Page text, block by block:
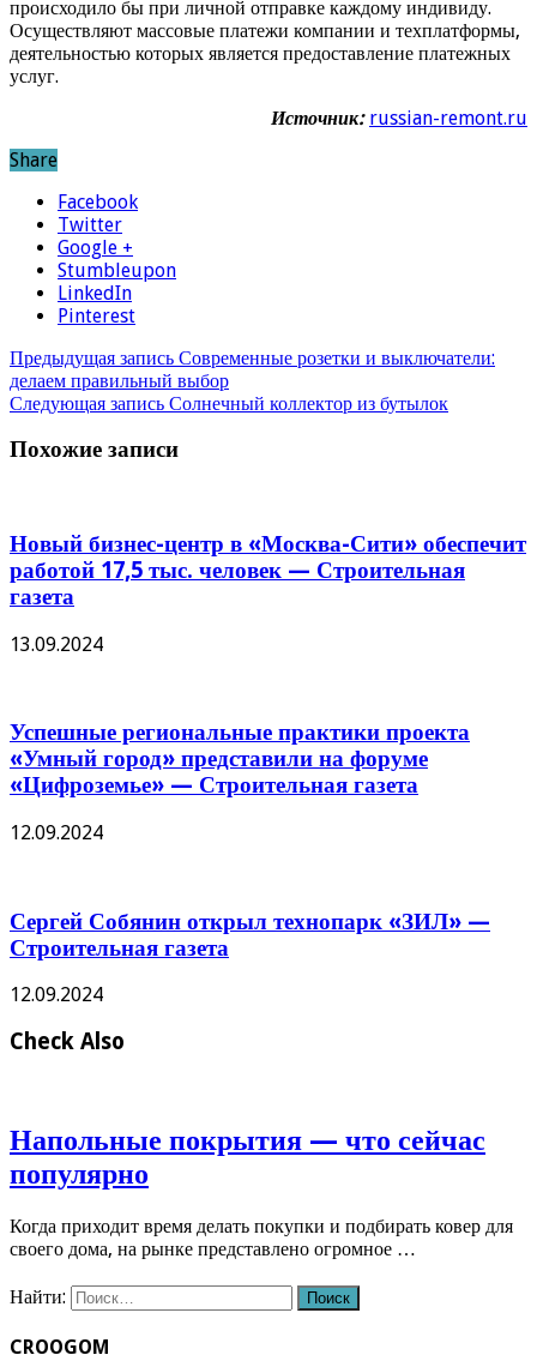
происходило бы при личной отправке каждому индивиду.
Осуществляют массовые платежи компании и техплатформы,
деятельностью которых является предоставление платежных
услуг.
Источник: russian-remont.ru
Share
Facebook
Twitter
Google +
Stumbleupon
LinkedIn
Pinterest
Предыдущая запись Современные розетки и выключатели:
делаем правильный выбор
Следующая запись Солнечный коллектор из бутылок
Похожие записи
Новый бизнес-центр в «Москва-Сити» обеспечит
работой 17,5 тыс. человек — Строительная
газета
13.09.2024
Успешные региональные практики проекта
«Умный город» представили на форуме
«Цифроземье» — Строительная газета
12.09.2024
Сергей Собянин открыл технопарк «ЗИЛ» —
Строительная газета
12.09.2024
Check Also
Напольные покрытия — что сейчас
популярно
Когда приходит время делать покупки и подбирать ковер для
своего дома, на рынке представлено огромное …
Найти:
CROOGOM